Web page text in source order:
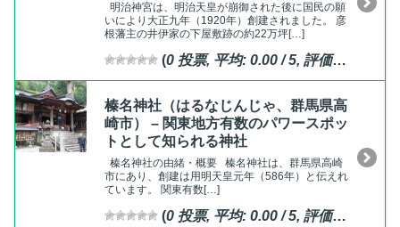
明治神宮は、明治天皇が崩御された後に国民の願
いにより大正九年（1920年）創建されました。 彦
根藩主の井伊家の下屋敷跡の約22万坪[…]
(0 投票, 平均: 0.00 / 5, 評価済
榛名神社（はるなじんじゃ、群馬県高
崎市） – 関東地方有数のパワースポッ
トとして知られる神社
榛名神社の由緒・概要 榛名神社は、群馬県高崎
市にあり、創建は用明天皇元年（586年）と伝えれ
ています。 関東有数[…]
(0 投票, 平均: 0.00 / 5, 評価済